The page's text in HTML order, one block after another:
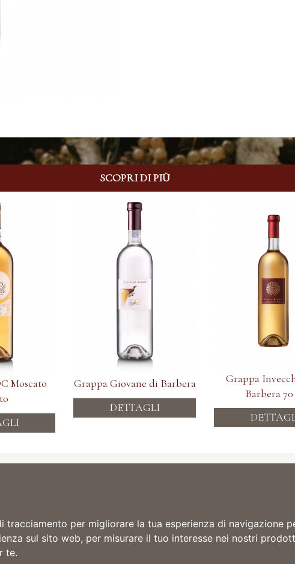
per migliorare la tua esperienza di navigazione
sul sito web, per misurare il tuo interesse nei nostri
te.
SCOPRI DI PIÙ
Moscato
Grappa Giovane di Barbera
DETTAGLI
Grappa
Barbera 70
15010 Ricaldone AL
PRIVACY POLICY
COOKIE POLICY